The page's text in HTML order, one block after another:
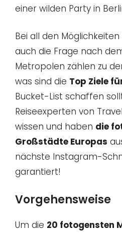
einer wilden Party in
Bei all den
auch die Frage nach
Metropolen zählen zu
was sind die Top Ziele
Bucket-List schaffen
Reiseexperten von
wissen und haben die
Großstädte Europas
nächste Instagram-
garantiert!
Vorgehensweise
Um die 20 fotogensten